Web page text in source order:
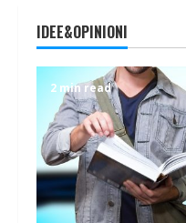
IDEE&OPINIONI
2 min read